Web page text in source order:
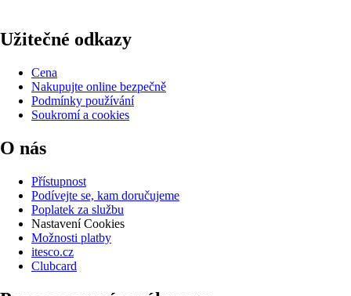
Užitečné odkazy
Cena
Nakupujte online bezpečně
Podmínky používání
Soukromí a cookies
O nás
Přístupnost
Podívejte se, kam doručujeme
Poplatek za službu
Nastavení Cookies
Možnosti platby
itesco.cz
Clubcard